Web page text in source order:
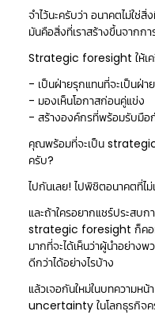
จำไว้นะครับว่า อนาคตไม่ใช่สิ่
มันคือสิ่งที่เราสร้างขึ้นจากกา
Strategic foresight ให้เค
- เป็นฝ่ายรุกแทนที่จะเป็นฝ่า
- มองเห็นโอกาสก่อนคู่แข่ง
- สร้างองค์กรที่พร้อมรับมื
คุณพร้อมที่จะเป็น
ครับ?
ไปกันเลย! ไปพิชิตอนาคตที่ไ
และถ้าใครอยากแชร์ประสบ
strategic foresight ก็คอม
มากที่จะได้เห็นว่าผู้นำอย่างพ
ดีกว่าได้อย่างไรบ้าง
แล้วเจอกันใหม่ในบทความ
uncertainty ในโลกธุรกิจ